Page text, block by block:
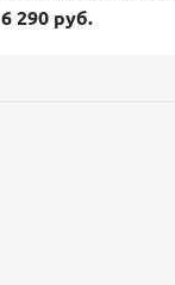
6 290 руб.